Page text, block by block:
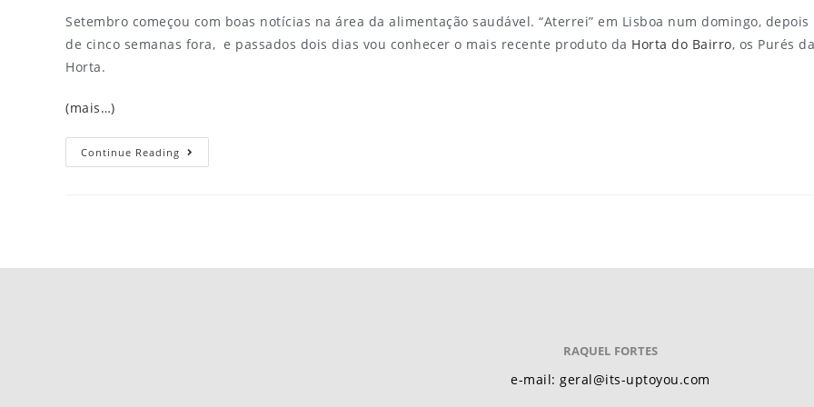
Setembro começou com boas notícias na área da alimentação saudável. “Aterrei” em Lisboa num domingo, depois
de cinco semanas fora, e passados dois dias vou conhecer o mais recente produto da Horta do Bairro, os Purés da
Horta.
(mais…)
Continue Reading
RAQUEL FORTES
e-mail: geral@its-uptoyou.com